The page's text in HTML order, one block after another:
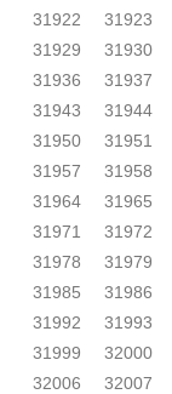
31922
31923
31929
31930
31936
31937
31943
31944
31950
31951
31957
31958
31964
31965
31971
31972
31978
31979
31985
31986
31992
31993
31999
32000
32006
32007